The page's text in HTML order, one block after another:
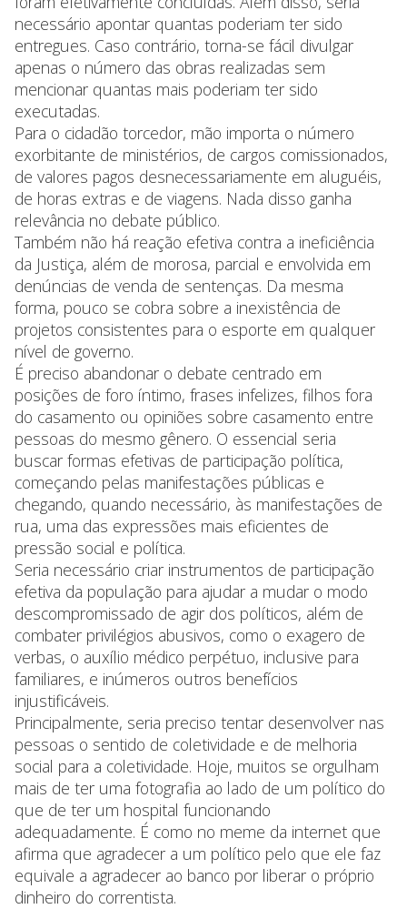
necessário apontar quantas poderiam ter sido
entregues. Caso contrário, torna-se fácil divulgar
apenas o número das obras realizadas sem
mencionar quantas mais poderiam ter sido
executadas.
Para o cidadão torcedor, mão importa o número
exorbitante de ministérios, de cargos comissionados,
de valores pagos desnecessariamente em aluguéis,
de horas extras e de viagens. Nada disso ganha
relevância no debate público.
Também não há reação efetiva contra a ineficiência
da Justiça, além de morosa, parcial e envolvida em
denúncias de venda de sentenças. Da mesma
forma, pouco se cobra sobre a inexistência de
projetos consistentes para o esporte em qualquer
nível de governo.
É preciso abandonar o debate centrado em
posições de foro íntimo, frases infelizes, filhos fora
do casamento ou opiniões sobre casamento entre
pessoas do mesmo gênero. O essencial seria
buscar formas efetivas de participação política,
começando pelas manifestações públicas e
chegando, quando necessário, às manifestações de
rua, uma das expressões mais eficientes de
pressão social e política.
Seria necessário criar instrumentos de participação
efetiva da população para ajudar a mudar o modo
descompromissado de agir dos políticos, além de
combater privilégios abusivos, como o exagero de
verbas, o auxílio médico perpétuo, inclusive para
familiares, e inúmeros outros benefícios
injustificáveis.
Principalmente, seria preciso tentar desenvolver nas
pessoas o sentido de coletividade e de melhoria
social para a coletividade. Hoje, muitos se orgulham
mais de ter uma fotografia ao lado de um político do
que de ter um hospital funcionando
adequadamente. É como no meme da internet que
afirma que agradecer a um político pelo que ele faz
equivale a agradecer ao banco por liberar o próprio
dinheiro do correntista.